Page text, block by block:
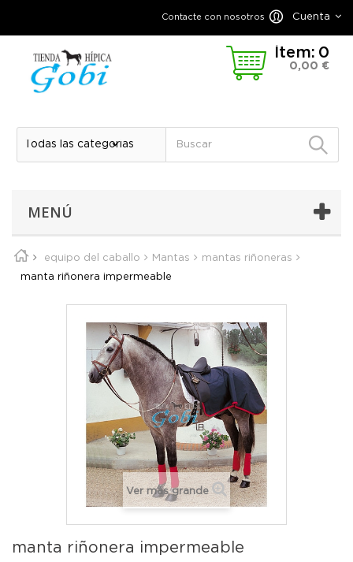
Cuenta
Contacte con nosotros
Ítem: 0
0,00 €
MENÚ
equipo del caballo Mantas mantas riñoneras
manta riñonera impermeable
Ver más grande
manta riñonera impermeable